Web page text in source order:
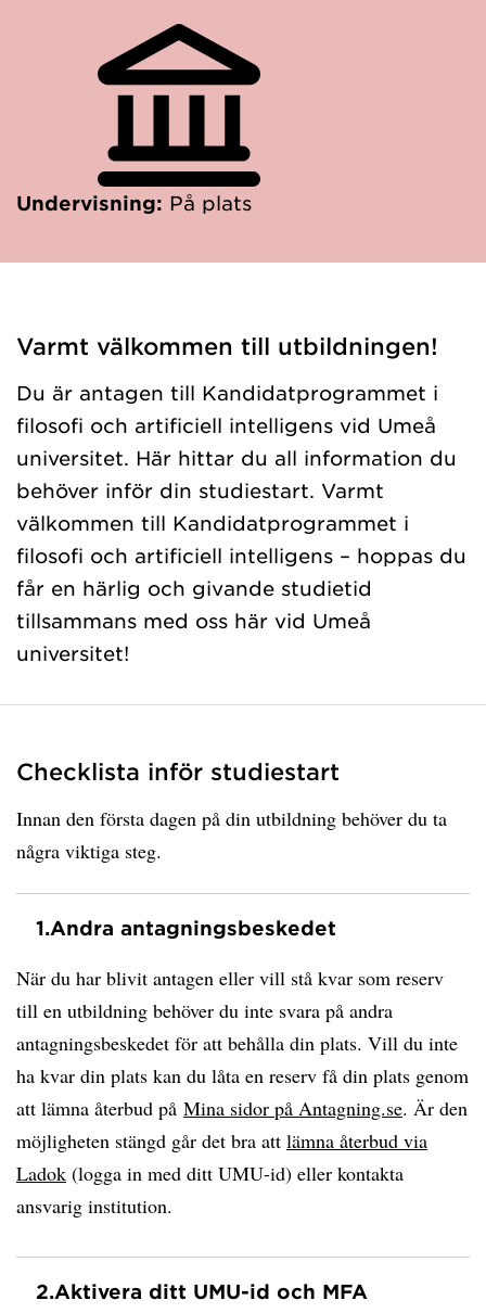
Undervisning: På plats
Varmt välkommen till utbildningen!
Du är antagen till Kandidatprogrammet i
filosofi och artificiell intelligens vid Umeå
universitet. Här hittar du all information du
behöver inför din studiestart. Varmt
välkommen till Kandidatprogrammet i
filosofi och artificiell intelligens – hoppas du
får en härlig och givande studietid
tillsammans med oss här vid Umeå
universitet!
Checklista inför studiestart
Innan den första dagen på din utbildning behöver du ta
några viktiga steg.
1.Andra antagningsbeskedet
När du har blivit antagen eller vill stå kvar som reserv
till en utbildning behöver du inte svara på andra
antagningsbeskedet för att behålla din plats. Vill du inte
ha kvar din plats kan du låta en reserv få din plats genom
att lämna återbud på Mina sidor på Antagning.se. Är den
möjligheten stängd går det bra att lämna återbud via
Ladok (logga in med ditt UMU-id) eller kontakta
ansvarig institution.
2.Aktivera ditt UMU-id och MFA